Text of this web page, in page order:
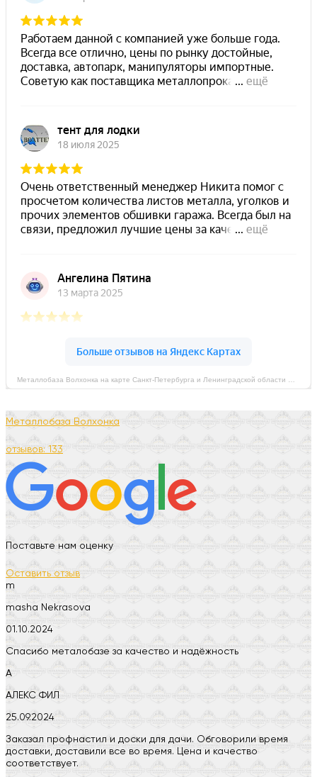
Металлобаза Волхонка
отзывов: 133
Поставьте нам оценку
Оставить отзыв
m
masha Nekrasova
01.10.2024
Спасибо металобазе за качество и надёжность
А
АЛЕКС ФИЛ
25.09.2024
Заказал профнастил и доски для дачи. Обговорили время
доставки, доставили все во время. Цена и качество
соответствует.